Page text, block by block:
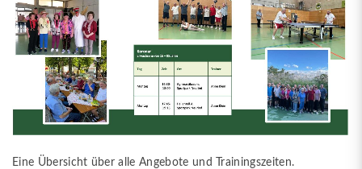
Eine Übersicht über alle Angebote und Trainingszeiten.